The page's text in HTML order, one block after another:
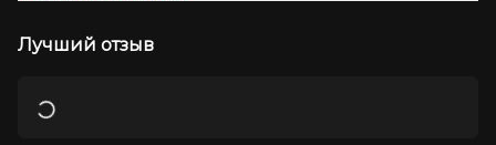
Лучший отзыв
Загрузка